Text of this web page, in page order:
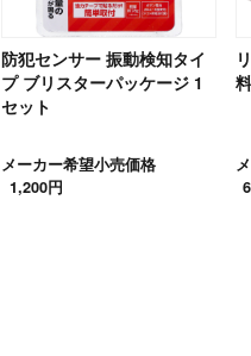
防犯センサー 振動検知タイ
プ ブリスターパッケージ 1
セット
メーカー希望小売価格
1,200円